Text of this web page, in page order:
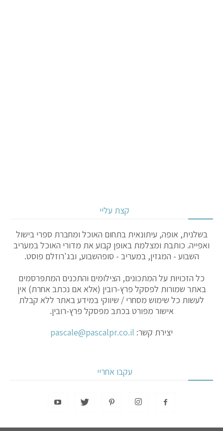
קצת עליי
בשלנית, אופה, עיתונאית בתחום האוכל ומחברת ספרי בישול
ואפייה. כותבת ומצלמת באופן קבוע את מדורי האוכל במעריב
השבוע - המגזין, במעריב - סופהשבוע, ובג'רוזלם פוסט.
כל הזכויות על המתכונים, הצילומים והתכנים המתפרסמים
באתר שמורות לפסקל פרץ-רובין (אלא אם נכתב אחרת) אין
לעשות כל שימוש מסחרי / שיווקי במידע באתר ללא קבלת
אישור מפורט בכתב מפסקל פרץ-רובין.
יצירת קשר: pascale@pascalpr.co.il
עקבו אחריי